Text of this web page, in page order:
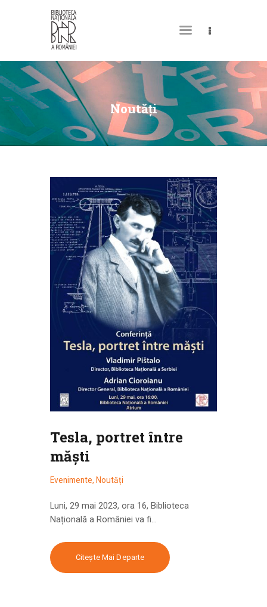
Noutăți
DESPRE NOI
PERMISUL MEU DE
BIBLIOTECĂ
CATALOAGE ȘI
COLECȚII
EVENIMENTE
CULTURALE
SPAȚII
NOUTĂȚI
Tesla, portret între
măști
Evenimente, Noutăți
Luni, 29 mai 2023, ora 16, Biblioteca
Națională a României va fi…
Citește Mai Departe